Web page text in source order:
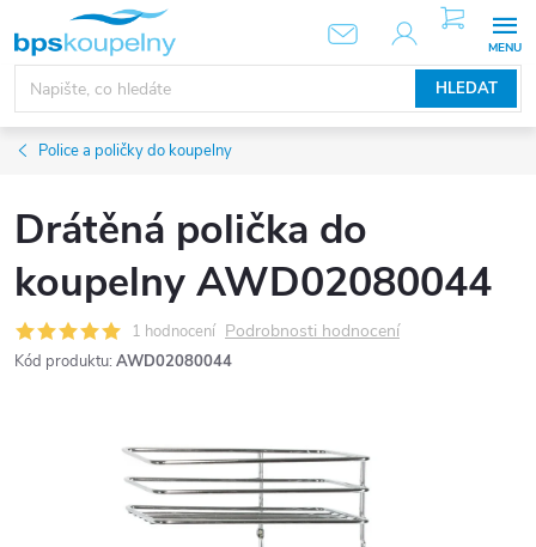
obsah
HLEDAT
NÁKUPNÍ
KOŠÍK
Police a poličky do koupelny
Drátěná polička do
koupelny AWD02080044
1 hodnocení Podrobnosti hodnocení
Kód produktu: AWD02080044